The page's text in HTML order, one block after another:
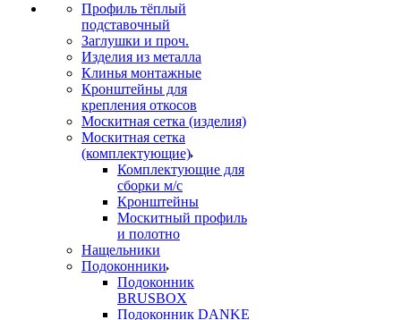
Профиль тёплый
подставочный
Заглушки и проч.
Изделия из металла
Клинья монтажные
Кронштейны для
крепления откосов
Москитная сетка (изделия)
Москитная сетка
(комплектующие)
Комплектующие для
сборки м/с
Кронштейны
Москитный профиль
и полотно
Нащельники
Подоконники
Подоконник
BRUSBOX
Подоконник DANKE